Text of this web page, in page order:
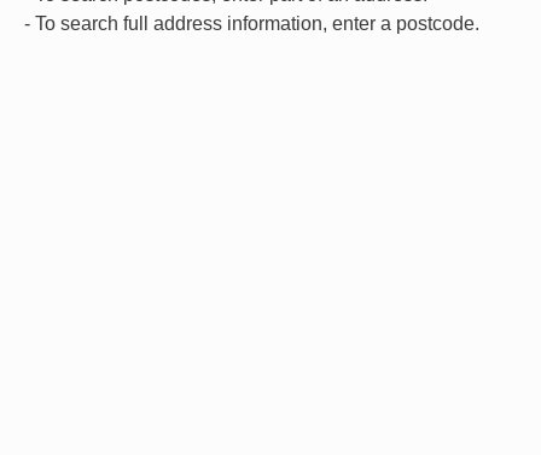
- To search full address information, enter a postcode.